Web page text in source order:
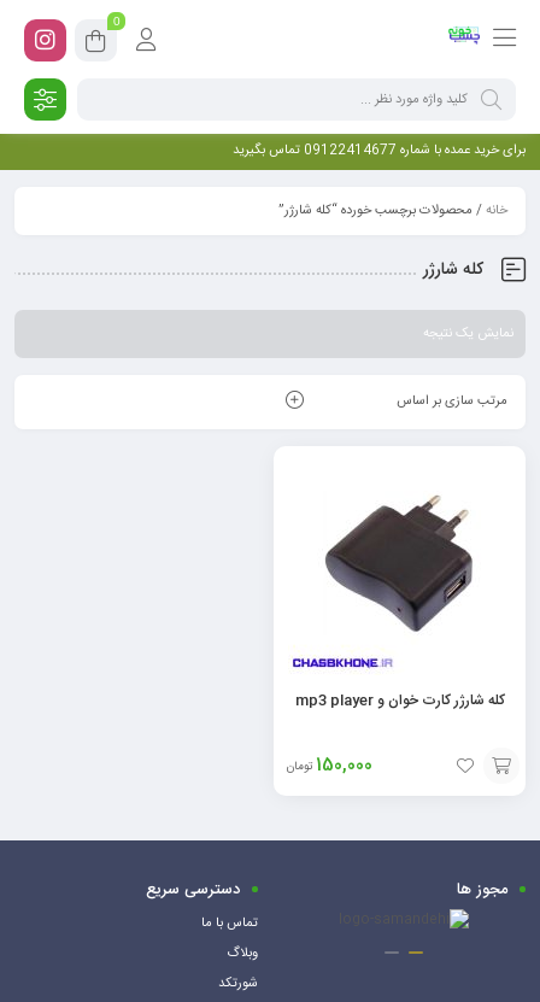
0
برای خرید عمده با شماره 09122414677 تماس بگیرید
خانه/ محصولات برچسب خورده “کله شارژر”
کله شارژر
نمایش یک نتیجه
مرتب سازی بر اساس
کله شارژر کارت خوان و mp3 player
150,000 تومان
افزودن
به
مجوز ها دسترسی سریع
تماس با ما
وبلاگ
شورتکد